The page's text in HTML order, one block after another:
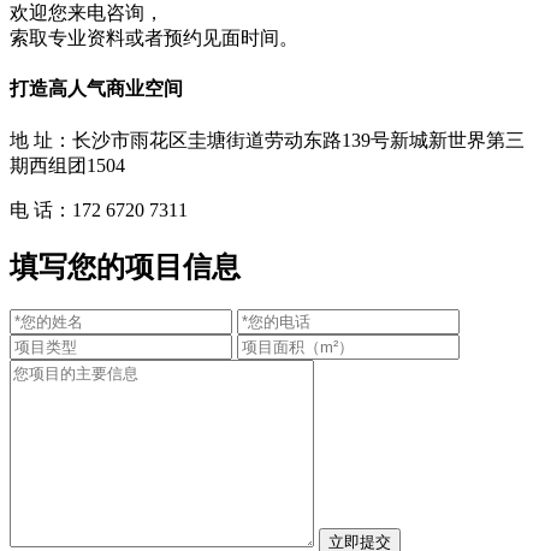
欢迎您来电咨询，
索取专业资料或者预约见面时间。
打造高人气商业空间
地 址：长沙市雨花区圭塘街道劳动东路139号新城新世界第三
期西组团1504
电 话：172 6720 7311
填写您的项目信息